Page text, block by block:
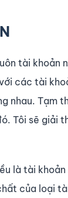
tài khoản
các tài
nhau. Tạm
Tôi sẽ giải
là tài
của loại